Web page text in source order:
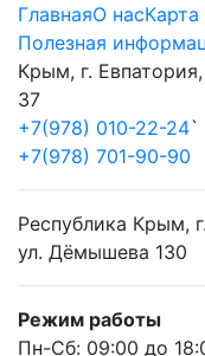
ГлавнаяО насКарта
Полезная
Крым, г.
37
+7(978) 010-22-24`
+7(978) 701-90-90
Республика Крым,
ул. Дёмышева 130
Режим работы
Пн-Сб: 09:00 до